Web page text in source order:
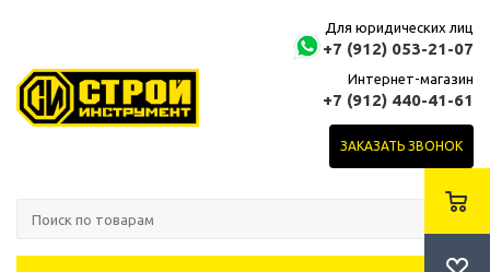
Для юридических лиц
+7 (912) 053-21-07
Интернет-магазин
+7 (912) 440-41-61
ЗАКАЗАТЬ ЗВОНОК